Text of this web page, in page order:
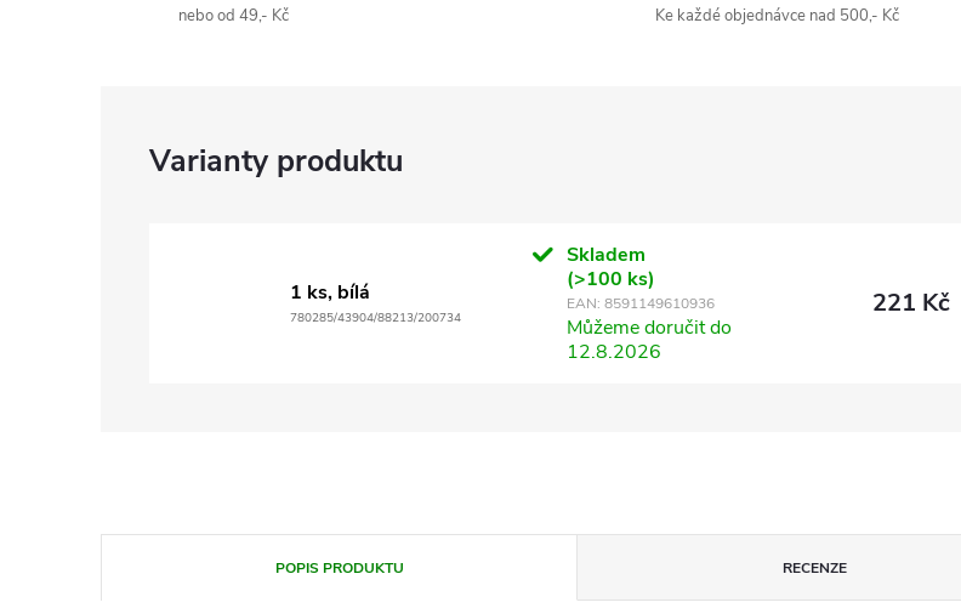
nebo od 49,- Kč Ke každé objednávce nad 500,- Kč
1 ks, bílá
780285/43904/88213/200734
Skladem
(>100 ks)
EAN: 8591149610936
Můžeme doručit do
12.8.2026
221 Kč
POPIS PRODUKTU RECENZE